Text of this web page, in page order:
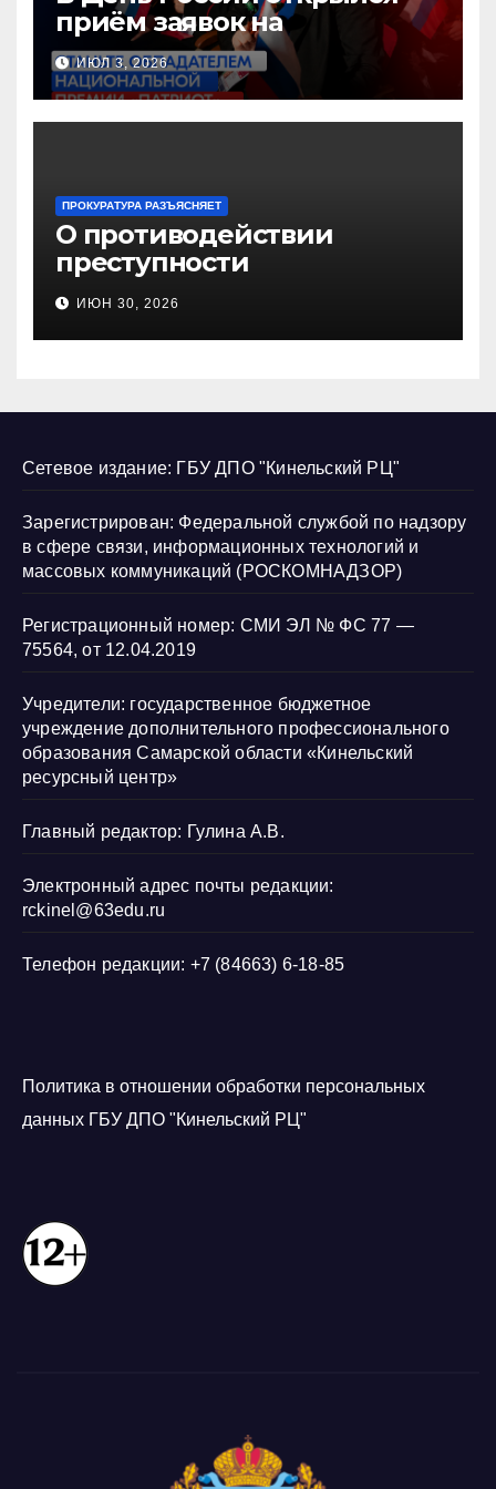
приём заявок на
Национальную премию
«Патриот»
ИЮЛ 3, 2026
ПРОКУРАТУРА РАЗЪЯСНЯЕТ
О противодействии
преступности
несовершеннолетних и
нарушению их прав
ИЮН 30, 2026
Сетевое издание: ГБУ ДПО "Кинельский РЦ"
Зарегистрирован: Федеральной службой по надзору
в сфере связи, информационных технологий и
массовых коммуникаций (РОСКОМНАДЗОР)
Регистрационный номер: СМИ ЭЛ № ФС 77 —
75564, от 12.04.2019
Учредители: государственное бюджетное
учреждение дополнительного профессионального
образования Самарской области «Кинельский
ресурсный центр»
Главный редактор: Гулина А.В.
Электронный адрес почты редакции:
rckinel@63edu.ru
Телефон редакции: +7 (84663) 6-18-85
Политика в отношении обработки персональных
данных ГБУ ДПО "Кинельский РЦ"